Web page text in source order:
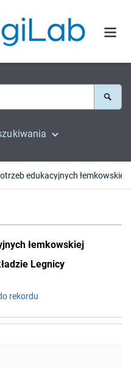
łemkowskiej
Legnicy
rekordu